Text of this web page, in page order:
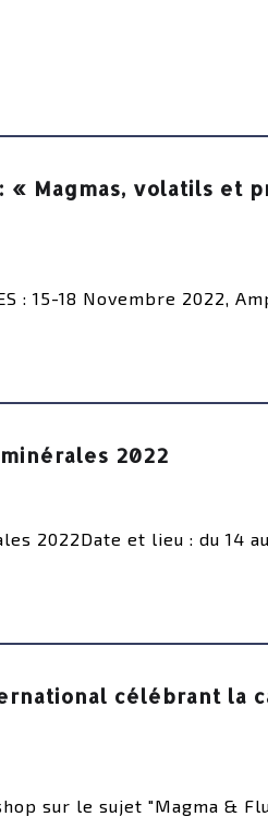
« Magmas, volatils et
: 15-18 Novembre 2022,
2022
2022Date et lieu : du 14 au
célébrant la
sur le sujet "Magma &